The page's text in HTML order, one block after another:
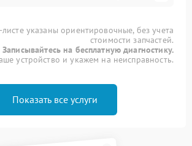
указаны ориентировочные, без учета
стоимости запчастей.
Записывайтесь на бесплатную диагностику.
устройство и укажем на неисправность.
Показать все услуги